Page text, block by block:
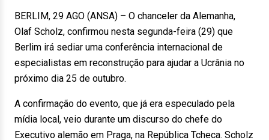
BERLIM, 29 AGO (ANSA) – O chanceler da Alemanha,
Olaf Scholz, confirmou nesta segunda-feira (29) que
Berlim irá sediar uma conferência internacional de
especialistas em reconstrução para ajudar a Ucrânia no
próximo dia 25 de outubro.
A confirmação do evento, que já era especulado pela
mídia local, veio durante um discurso do chefe do
Executivo alemão em Praga, na República Tcheca. Scholz